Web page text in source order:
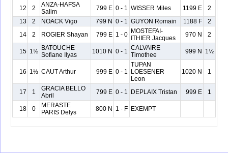
12
2
ANZA-HAFSA
Salim
799 E 0 - 1 WISSER Miles 1199 E
2
13
2 NOACK Vigo 799 N 0 - 1 GUYON Romain 1188 F
2
14
2 ROGIER Shayan 799 E 1 - 0 MOSTEFAI-
ITHIER Jacques
970 N 2
15 1½ BATOUCHE
Sofiane Ilyas
1010 N 0 - 1 CALVAIRE
Timothee
999 N 1½
16 1½ CAUT Arthur 999 E 0 - 1
TUPAN
LOESENER
Leon
1020 N 1
17 1
GRACIA BELLO
Abril
799 E 0 - 1 DEPLAIX Tristan 999 E 1
18 0
MERASTE
PARIS Delys
800 N 1 - F EXEMPT